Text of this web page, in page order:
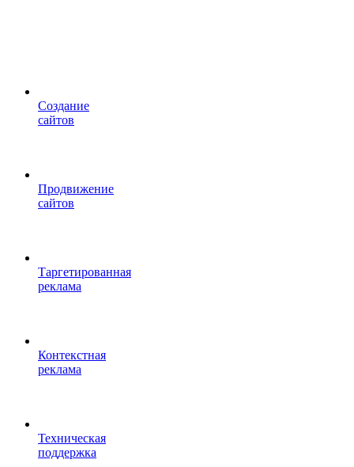
Cоздание
сайтов
Продвижение
сайтов
Таргетированная
реклама
Контекстная
реклама
Техническая
поддержка